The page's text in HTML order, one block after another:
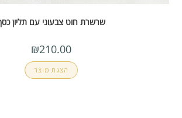
שרשרת חוט צבעוני עם תליון
₪210.00
הצגת מוצר